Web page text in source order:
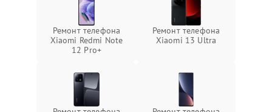
Ремонт телефона
Xiaomi Redmi Note
12 Pro+
Ремонт телефона
Xiaomi 13 Ultra